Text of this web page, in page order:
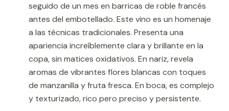
seguido de un mes en barricas de roble francés
antes del embotellado. Este vino es un homenaje
a las técnicas tradicionales. Presenta una
apariencia increíblemente clara y brillante en la
copa, sin matices oxidativos. En nariz, revela
aromas de vibrantes flores blancas con toques
de manzanilla y fruta fresca. En boca, es complejo
y texturizado, rico pero preciso y persistente.